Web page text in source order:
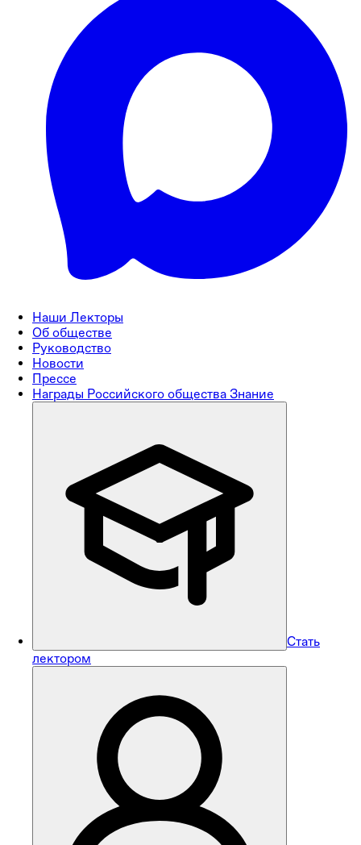
Наши Лекторы
Об обществе
Руководство
Новости
Прессе
Награды Российского общества Знание
Стать
лектором